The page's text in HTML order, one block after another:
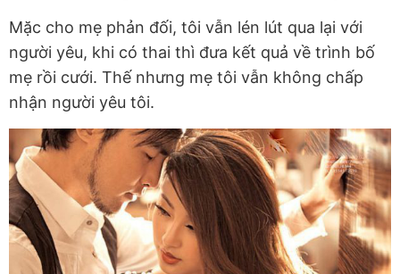
Mặc cho mẹ phản đối, tôi vẫn lén lút qua lại với
người yêu, khi có thai thì đưa kết quả về trình bố
mẹ rồi cưới. Thế nhưng mẹ tôi vẫn không chấp
nhận người yêu tôi.